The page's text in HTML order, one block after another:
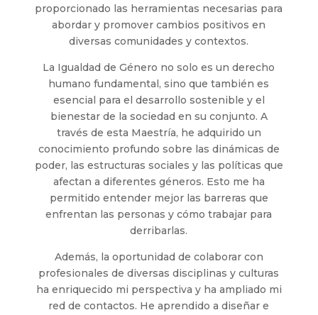
proporcionado las herramientas necesarias para
abordar y promover cambios positivos en
diversas comunidades y contextos.
La Igualdad de Género no solo es un derecho
humano fundamental, sino que también es
esencial para el desarrollo sostenible y el
bienestar de la sociedad en su conjunto. A
través de esta Maestría, he adquirido un
conocimiento profundo sobre las dinámicas de
poder, las estructuras sociales y las políticas que
afectan a diferentes géneros. Esto me ha
permitido entender mejor las barreras que
enfrentan las personas y cómo trabajar para
derribarlas.
Además, la oportunidad de colaborar con
profesionales de diversas disciplinas y culturas
ha enriquecido mi perspectiva y ha ampliado mi
red de contactos. He aprendido a diseñar e